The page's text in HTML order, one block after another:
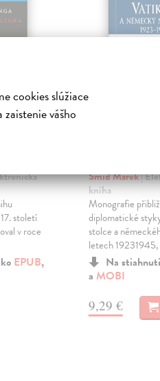
cookies slúžiace
vášho
století
v roce
EPUB,
Vatikán a
Šmid Marek|
kniha
Monografie
diplomatické
stolce a
letech
Na
a MOBI
9,29 €